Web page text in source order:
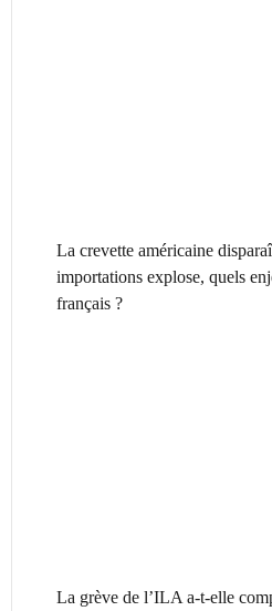
La crevette américaine
importations explose, quels
français ?
La grève de l’ILA a-t-elle